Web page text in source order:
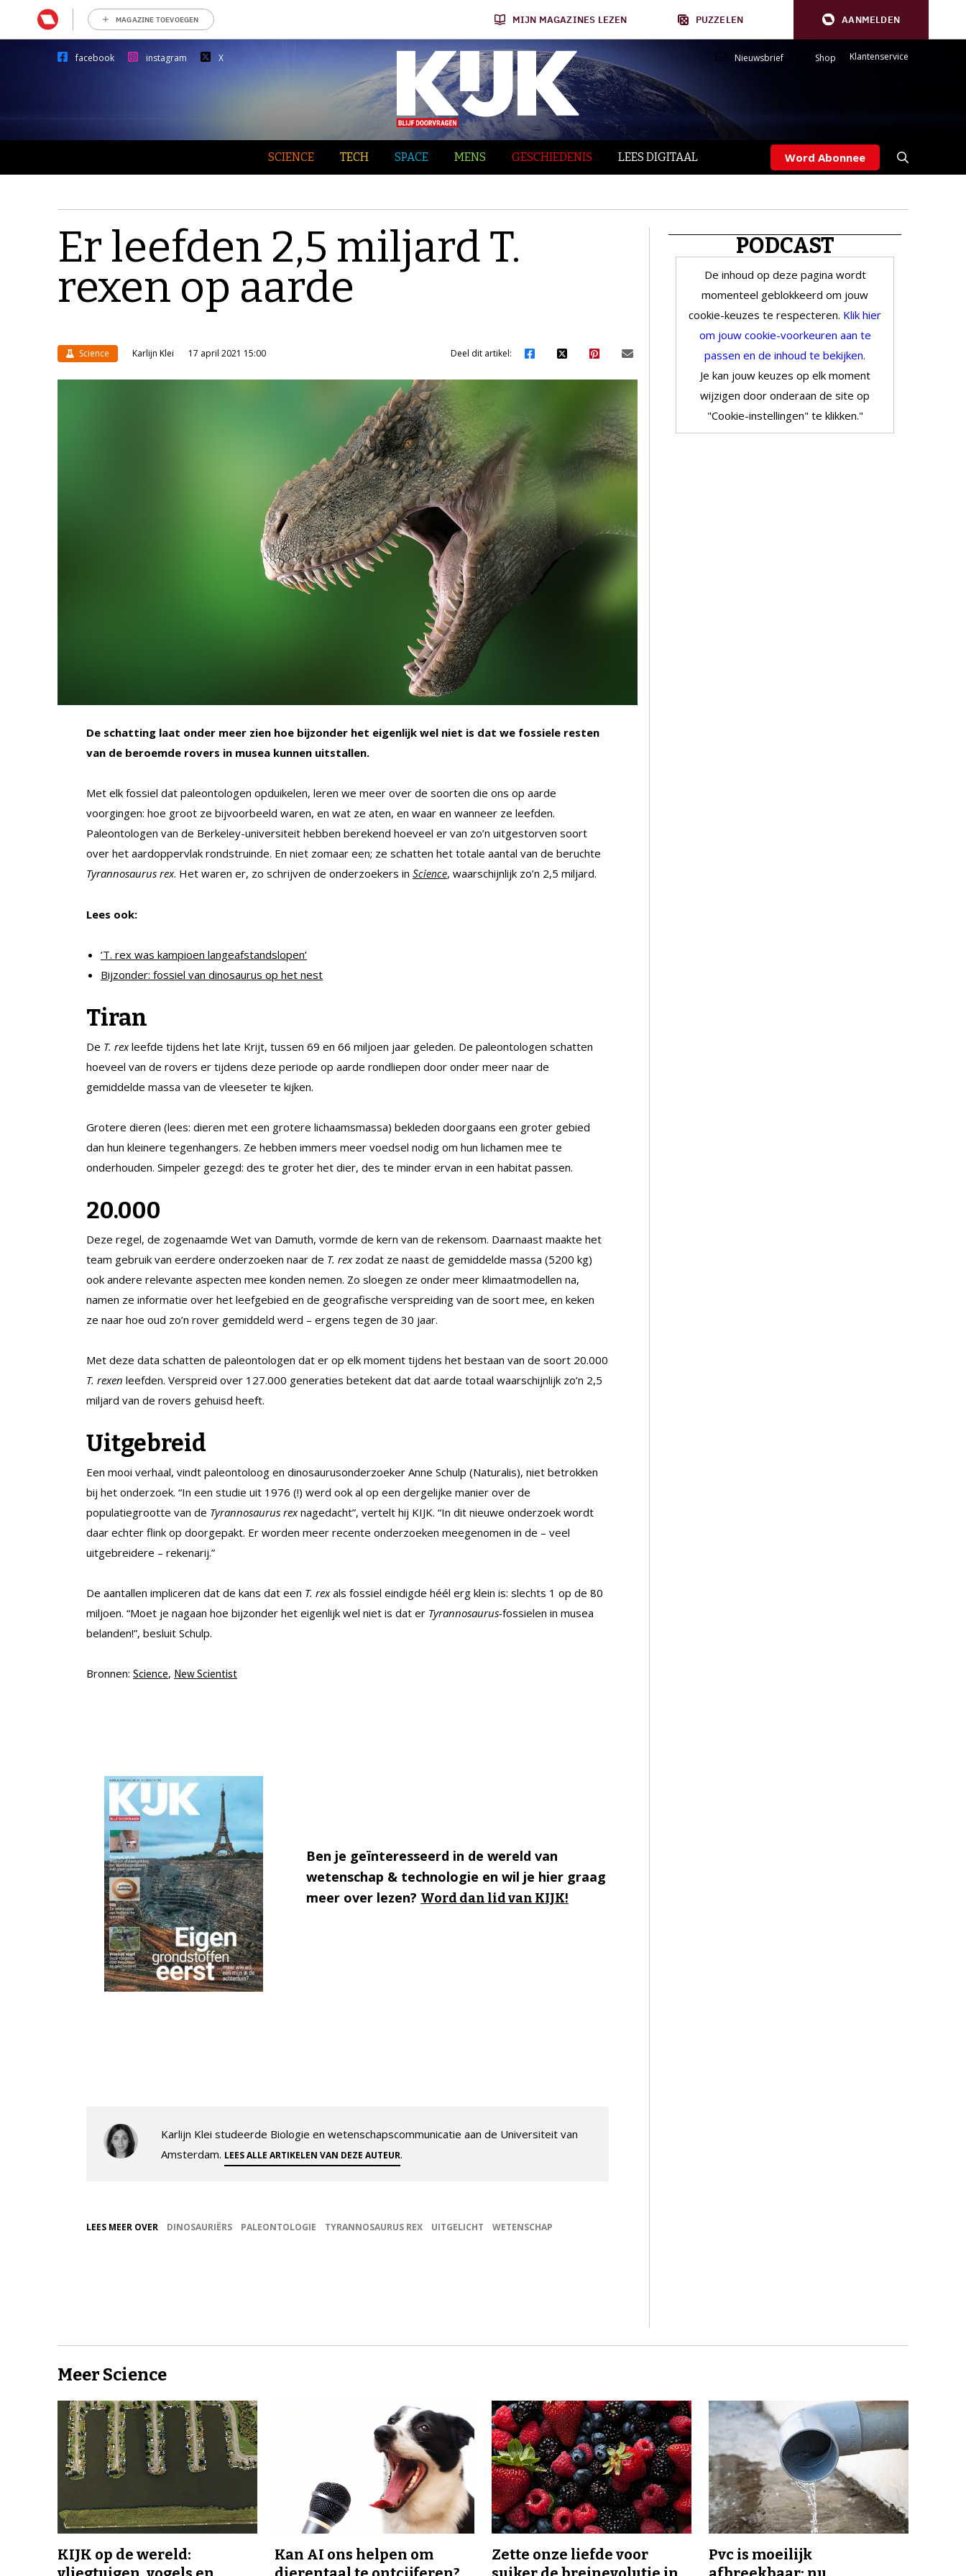
MAGAZINE TOEVOEGEN MIJN MAGAZINES LEZEN PUZZELEN AANMELDEN
facebook instagram X Nieuwsbrief Shop Klantenservice
SCIENCE TECH SPACE MENS GESCHIEDENIS LEES DIGITAAL Word Abonnee
Er leefden 2,5 miljard T.
rexen op aarde
Science Karlijn Klei 17 april 2021 15:00 Deel dit artikel:
De schatting laat onder meer zien hoe bijzonder het eigenlijk wel niet is dat we fossiele resten
van de beroemde rovers in musea kunnen uitstallen.
Met elk fossiel dat paleontologen opduikelen, leren we meer over de soorten die ons op aarde
voorgingen: hoe groot ze bijvoorbeeld waren, en wat ze aten, en waar en wanneer ze leefden.
Paleontologen van de Berkeley-universiteit hebben berekend hoeveel er van zo’n uitgestorven soort
over het aardoppervlak rondstruinde. En niet zomaar een; ze schatten het totale aantal van de beruchte
Tyrannosaurus rex. Het waren er, zo schrijven de onderzoekers in Science, waarschijnlijk zo’n 2,5 miljard.
Lees ook:
‘T. rex was kampioen langeafstandslopen’
Bijzonder: fossiel van dinosaurus op het nest
Tiran
De T. rexleefde tijdens het late Krijt, tussen 69 en 66 miljoen jaar geleden. De paleontologen schatten
hoeveel van de rovers er tijdens deze periode op aarde rondliepen door onder meer naar de
gemiddelde massa van de vleeseter te kijken.
Grotere dieren (lees: dieren met een grotere lichaamsmassa) bekleden doorgaans een groter gebied
dan hun kleinere tegenhangers. Ze hebben immers meer voedsel nodig om hun lichamen mee te
onderhouden. Simpeler gezegd: des te groter het dier, des te minder ervan in een habitat passen.
20.000
Deze regel, de zogenaamde Wet van Damuth, vormde de kern van de rekensom. Daarnaast maakte het
team gebruik van eerdere onderzoeken naar de T. rexzodat ze naast de gemiddelde massa (5200 kg)
ook andere relevante aspecten mee konden nemen. Zo sloegen ze onder meer klimaatmodellen na,
namen ze informatie over het leefgebied en de geografische verspreiding van de soort mee, en keken
ze naar hoe oud zo’n rover gemiddeld werd – ergens tegen de 30 jaar.
Met deze data schatten de paleontologen dat er op elk moment tijdens het bestaan van de soort 20.000
T. rexen leefden. Verspreid over 127.000 generaties betekent dat dat aarde totaal waarschijnlijk zo’n 2,5
miljard van de rovers gehuisd heeft.
Uitgebreid
Een mooi verhaal, vindt paleontoloog en dinosaurusonderzoeker Anne Schulp (Naturalis), niet betrokken
bij het onderzoek. “In een studie uit 1976 (!) werd ook al op een dergelijke manier over de
populatiegrootte van de Tyrannosaurus rexnagedacht”, vertelt hij KIJK. “In dit nieuwe onderzoek wordt
daar echter flink op doorgepakt. Er worden meer recente onderzoeken meegenomen in de – veel
uitgebreidere – rekenarij.”
De aantallen impliceren dat de kans dat een T. rexals fossiel eindigde héél erg klein is: slechts 1 op de 80
miljoen. “Moet je nagaan hoe bijzonder het eigenlijk wel niet is dat er Tyrannosaurus-fossielen in musea
belanden!”, besluit Schulp.
Bronnen: Science, New Scientist
Ben je geïnteresseerd in de wereld van
wetenschap & technologie en wil je hier graag
meer over lezen? Word dan lid van KIJK!
Karlijn Klei studeerde Biologie en wetenschapscommunicatie aan de Universiteit van
Amsterdam. LEES ALLE ARTIKELEN VAN DEZE AUTEUR.
LEES MEER OVER DINOSAURIËRS PALEONTOLOGIE TYRANNOSAURUS REX UITGELICHT WETENSCHAP
PODCAST
De inhoud op deze pagina wordt
momenteel geblokkeerd om jouw
cookie-keuzes te respecteren. Klik hier
om jouw cookie-voorkeuren aan te
passen en de inhoud te bekijken.
Je kan jouw keuzes op elk moment
wijzigen door onderaan de site op
"Cookie-instellingen" te klikken."
Meer Science
KIJK op de wereld:
Kan AI ons helpen om
Zette onze liefde voor
Pvc is moeilijk